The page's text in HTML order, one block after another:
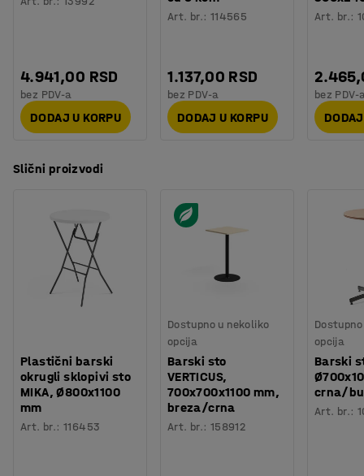
4.941,00 RSD
bez PDV-a
DODAJ U KORPU
Art. br.: 114565
1.137,00 RSD
bez PDV-a
DODAJ U KORPU
Art. br.:
bez PDV-
Slični proizvodi
Plastični barski
okrugli sklopivi sto
MIKA, Ø800x1100
mm
Art. br.:116453
Dostupno u nekoliko
opcija
Barski sto
VERTICUS,
700x700x1100 mm,
breza/crna
Art. br.: 158912
opcija
Barski
crna/
Art. br.: